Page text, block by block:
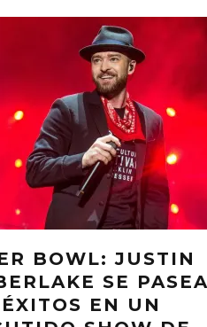
BOWL: JUSTIN
SE
EN UN